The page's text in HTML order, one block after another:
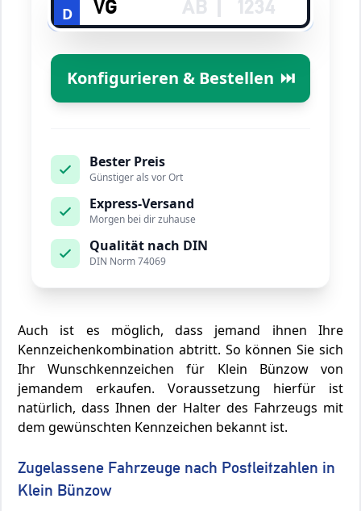
D
Konfigurieren & Bestellen ⏭️
Bester Preis
Günstiger als vor Ort
Express-Versand
Morgen bei dir zuhause
Qualität nach DIN
DIN Norm 74069
Auch ist es möglich, dass jemand ihnen Ihre
Kennzeichenkombination abtritt. So können Sie sich
Ihr Wunschkennzeichen für Klein Bünzow von
jemandem erkaufen. Voraussetzung hierfür ist
natürlich, dass Ihnen der Halter des Fahrzeugs mit
dem gewünschten Kennzeichen bekannt ist.
Zugelassene Fahrzeuge nach Postleitzahlen in
Klein Bünzow